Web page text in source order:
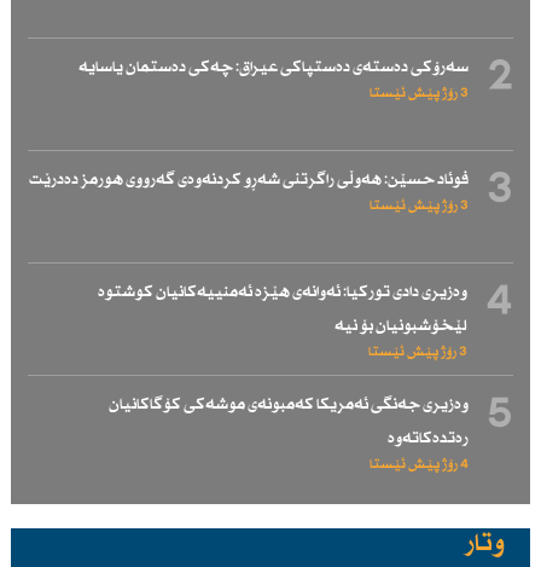
2 سەرۆكی دەستەی دەستپاكی عیراق: چەكی دەستمان یاسایە
3 رۆژ پێش ئێستا
3 فوئاد حسێن: هەوڵی راگرتنی شەڕو كردنەوەی گەرووی هورمز دەدرێت
3 رۆژ پێش ئێستا
4
وەزیری دادی توركیا: ئەوانەی هێزە ئەمنییەكانیان كوشتوە
لێخۆشبونیان بۆ نیە
3 رۆژ پێش ئێستا
5
وەزیری جەنگی ئەمریكا كەمبونەی موشەكی كۆگاكانیان
رەتدەكاتەوە
4 رۆژ پێش ئێستا
وتار